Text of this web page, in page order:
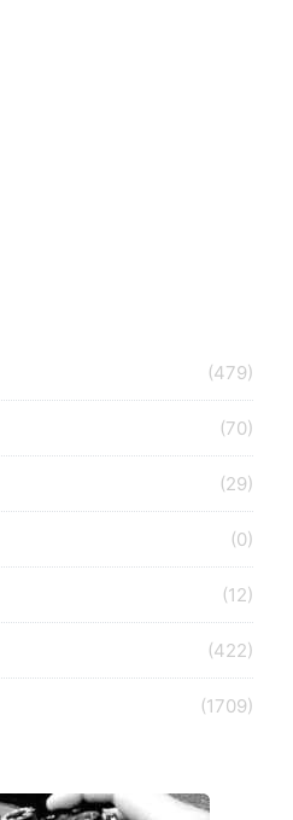
(479)
(70)
(29)
(0)
(12)
(422)
(1709)